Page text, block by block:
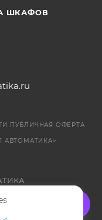
ШКАФОВ
ПУБЛИЧНАЯ ОФЕРТА
АВТОМАТИКА>